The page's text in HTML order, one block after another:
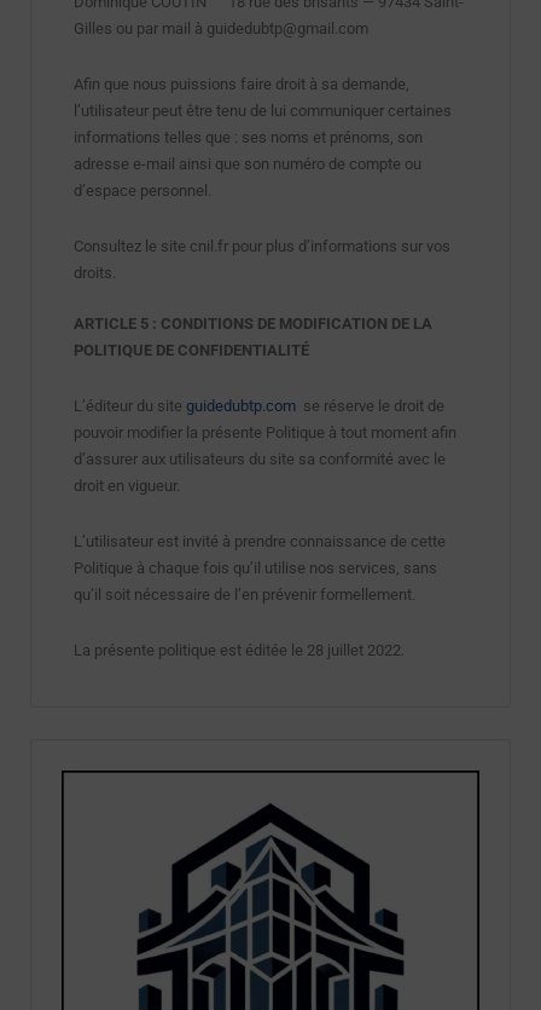
Gilles ou par mail à guidedubtp@gmail.com
Afin que nous puissions faire droit à sa demande,
l’utilisateur peut être tenu de lui communiquer certaines
informations telles que : ses noms et prénoms, son
adresse e-mail ainsi que son numéro de compte ou
d’espace personnel.
Consultez le site cnil.fr pour plus d’informations sur vos
droits.
ARTICLE 5 : CONDITIONS DE MODIFICATION DE LA
POLITIQUE DE CONFIDENTIALITÉ
L’éditeur du site guidedubtp.com se réserve le droit de
pouvoir modifier la présente Politique à tout moment afin
d’assurer aux utilisateurs du site sa conformité avec le
droit en vigueur.
L’utilisateur est invité à prendre connaissance de cette
Politique à chaque fois qu’il utilise nos services, sans
qu’il soit nécessaire de l’en prévenir formellement.
La présente politique est éditée le 28 juillet 2022.